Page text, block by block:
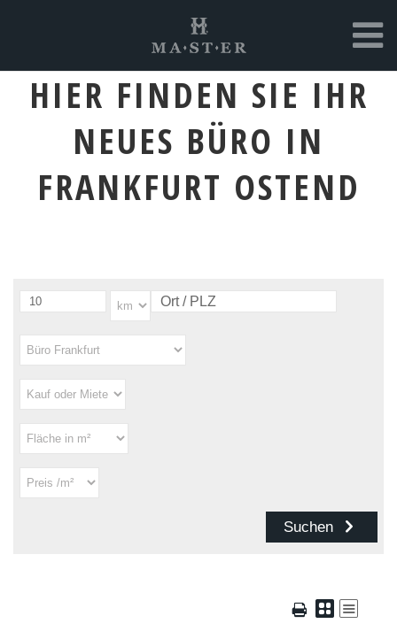
HIER FINDEN SIE IHR
NEUES BÜRO IN
FRANKFURT OSTEND